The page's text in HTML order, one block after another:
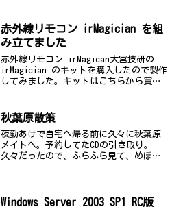
ートでした。
赤外線リモコン irMagician を組
み立てました
赤外線リモコン irMagican大宮技研の
irMagician のキットを購入したので製作
してみました。キットはこちらから買え
接購入しました。このキットは、最近で
は...
秋葉原散策
夜勤あけで自宅へ帰る前に久々に秋葉原
メイトへ。予約してたCDの引き取り。
久々だったので、ふらふら見て、めぼし
も寄ってめぼしそう...
Windows Server 2003 SP1 RC版